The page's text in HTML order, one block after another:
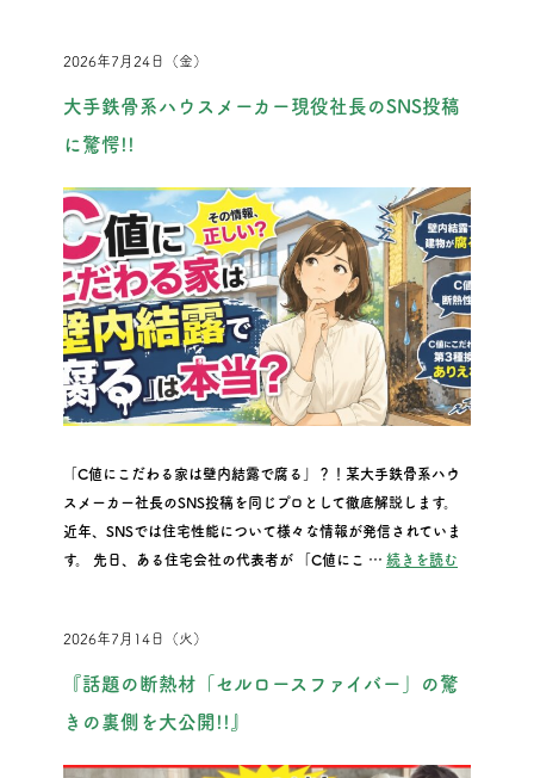
2026年7月24日（金）
大手鉄骨系ハウスメーカー現役社長のSNS投稿
に驚愕!!
「C値にこだわる家は壁内結露で腐る」？！某大手鉄骨系ハウ
スメーカー社長のSNS投稿を同じプロとして徹底解説します。
近年、SNSでは住宅性能について様々な情報が発信されていま
す。 先日、ある住宅会社の代表者が 「C値にこ … 続きを読む“大手鉄骨
2026年7月14日（火）
『話題の断熱材「セルロースファイバー」の驚
きの裏側を大公開!!』